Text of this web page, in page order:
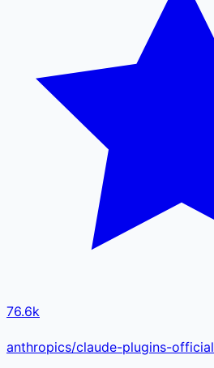
76.6k
anthropics/claude-plugins-official